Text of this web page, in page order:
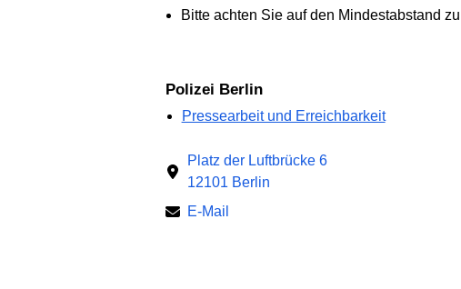
Bitte achten Sie auf den Mindestabstand
Polizei Berlin
Pressearbeit und Erreichbarkeit
Platz der Luftbrücke 6
12101 Berlin
E-Mail